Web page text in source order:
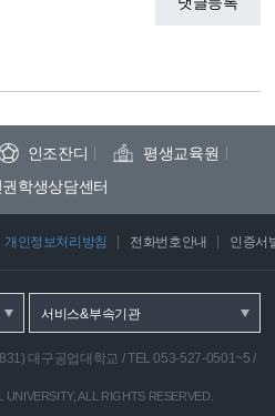
인조잔디
평생교육원
권학생상담센터
개인정보처리방침 전화번호안내 인증서
대구공업대학교 /TEL 053-527-0501~5/
ALL RIGHTS RESERVED.
서비스&부속기관